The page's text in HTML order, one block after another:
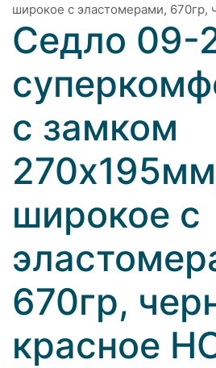
широкое с эластомерами, 670гр,
Седло 09-
с замком
широкое с
670гр,
красное